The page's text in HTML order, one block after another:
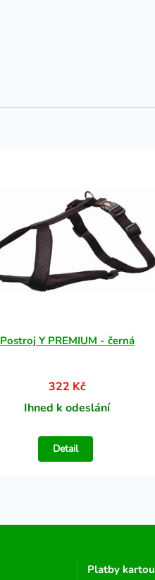
Postroj Y PREMIUM - černá
322 Kč
Ihned k odeslání
Detail
Platby kartou